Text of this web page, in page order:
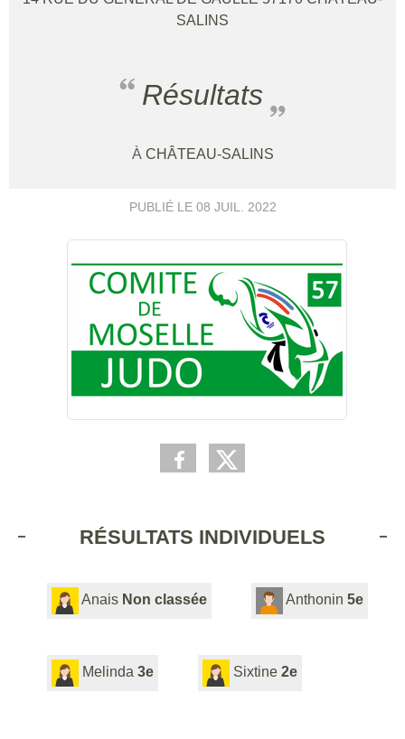
SALINS
Résultats
À CHÂTEAU-SALINS
PUBLIÉ LE 08 JUIL. 2022
RÉSULTATS INDIVIDUELS
Anais Non classée Anthonin 5e
Melinda 3e Sixtine 2e